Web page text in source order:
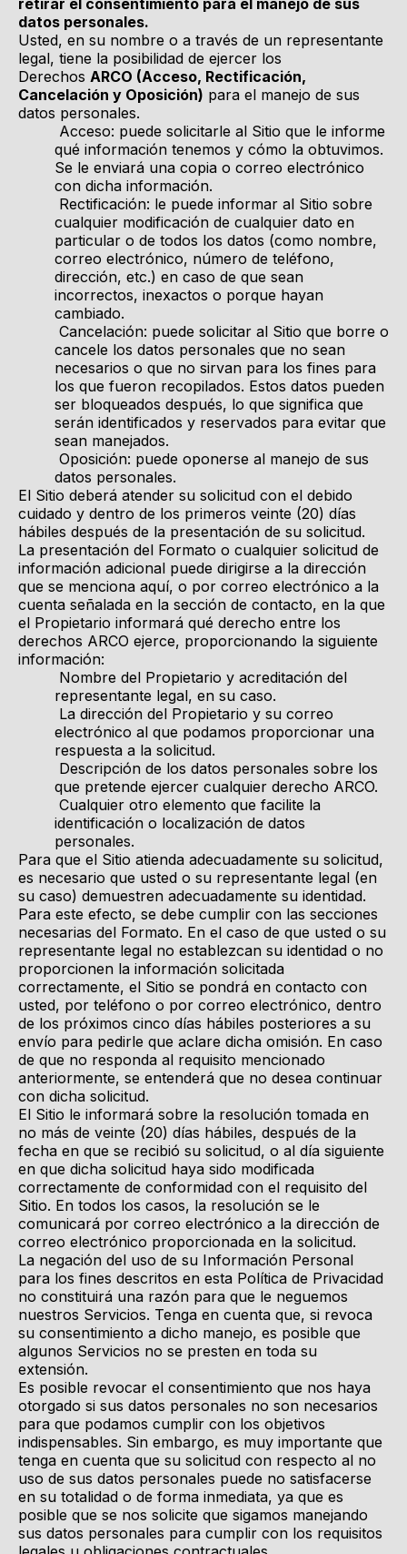
retirar el consentimiento para el manejo de sus
datos personales.
Usted, en su nombre o a través de un representante
legal, tiene la posibilidad de ejercer los
Derechos ARCO (Acceso, Rectificación,
Cancelación y Oposición) para el manejo de sus
datos personales.
Acceso: puede solicitarle al Sitio que le informe
qué información tenemos y cómo la obtuvimos.
Se le enviará una copia o correo electrónico
con dicha información.
Rectificación: le puede informar al Sitio sobre
cualquier modificación de cualquier dato en
particular o de todos los datos (como nombre,
correo electrónico, número de teléfono,
dirección, etc.) en caso de que sean
incorrectos, inexactos o porque hayan
cambiado.
Cancelación: puede solicitar al Sitio que borre o
cancele los datos personales que no sean
necesarios o que no sirvan para los fines para
los que fueron recopilados. Estos datos pueden
ser bloqueados después, lo que significa que
serán identificados y reservados para evitar que
sean manejados.
Oposición: puede oponerse al manejo de sus
datos personales.
El Sitio deberá atender su solicitud con el debido
cuidado y dentro de los primeros veinte (20) días
hábiles después de la presentación de su solicitud.
La presentación del Formato o cualquier solicitud de
información adicional puede dirigirse a la dirección
que se menciona aquí, o por correo electrónico a la
cuenta señalada en la sección de contacto, en la que
el Propietario informará qué derecho entre los
derechos ARCO ejerce, proporcionando la siguiente
información:
Nombre del Propietario y acreditación del
representante legal, en su caso.
La dirección del Propietario y su correo
electrónico al que podamos proporcionar una
respuesta a la solicitud.
Descripción de los datos personales sobre los
que pretende ejercer cualquier derecho ARCO.
Cualquier otro elemento que facilite la
identificación o localización de datos
personales.
Para que el Sitio atienda adecuadamente su solicitud,
es necesario que usted o su representante legal (en
su caso) demuestren adecuadamente su identidad.
Para este efecto, se debe cumplir con las secciones
necesarias del Formato. En el caso de que usted o su
representante legal no establezcan su identidad o no
proporcionen la información solicitada
correctamente, el Sitio se pondrá en contacto con
usted, por teléfono o por correo electrónico, dentro
de los próximos cinco días hábiles posteriores a su
envío para pedirle que aclare dicha omisión. En caso
de que no responda al requisito mencionado
anteriormente, se entenderá que no desea continuar
con dicha solicitud.
El Sitio le informará sobre la resolución tomada en
no más de veinte (20) días hábiles, después de la
fecha en que se recibió su solicitud, o al día siguiente
en que dicha solicitud haya sido modificada
correctamente de conformidad con el requisito del
Sitio. En todos los casos, la resolución se le
comunicará por correo electrónico a la dirección de
correo electrónico proporcionada en la solicitud.
La negación del uso de su Información Personal
para los fines descritos en esta Política de Privacidad
no constituirá una razón para que le neguemos
nuestros Servicios. Tenga en cuenta que, si revoca
su consentimiento a dicho manejo, es posible que
algunos Servicios no se presten en toda su
extensión.
Es posible revocar el consentimiento que nos haya
otorgado si sus datos personales no son necesarios
para que podamos cumplir con los objetivos
indispensables. Sin embargo, es muy importante que
tenga en cuenta que su solicitud con respecto al no
uso de sus datos personales puede no satisfacerse
en su totalidad o de forma inmediata, ya que es
posible que se nos solicite que sigamos manejando
sus datos personales para cumplir con los requisitos